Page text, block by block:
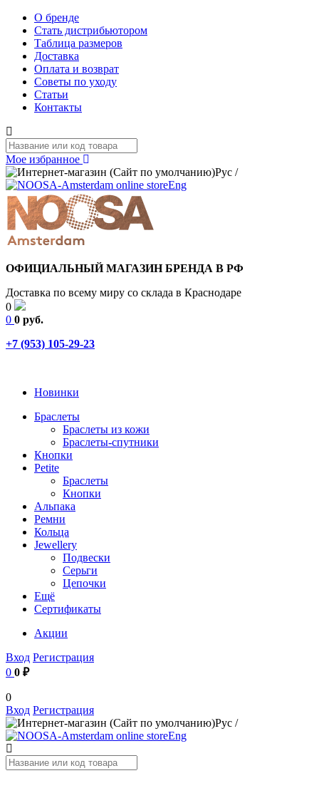
О бренде
Стать дистрибьютором
Таблица размеров
Доставка
Оплата и возврат
Советы по уходу
Статьи
Контакты
Мое избранное
Рус /
Eng
ОФИЦИАЛЬНЫЙ МАГАЗИН БРЕНДА В РФ
Доставка по всему миру со склада в Краснодаре
0
0 0 руб.
+7 (953) 105-29-23
Новинки
Браслеты
Браслеты из кожи
Браслеты-спутники
Кнопки
Petite
Браслеты
Кнопки
Альпака
Ремни
Кольца
Jewellery
Подвески
Серьги
Цепочки
Ещё
Сертификаты
Акции
Вход Регистрация
0 0 ₽
0
Вход Регистрация
Рус /
Eng